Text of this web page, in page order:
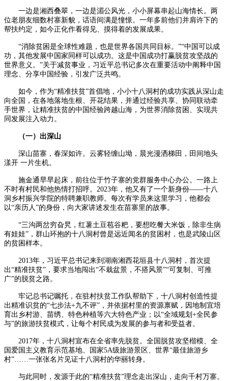
一边是湘西叠翠，一边是湄公风光，小小屏幕串起山海情长。两
位老朋友细数村寨新貌，话语间满是憧憬。一年多前他们并肩许下的
帮扶约定，如今正化作看得见、摸得着的发展成果。
“消除贫困是全球性难题，也是世界各国共同目标。”“中国可以成
功，其他发展中国家同样可以成功。这是中国成功打赢脱贫攻坚战的
世界意义。”关于减贫事业，习近平总书记多次在重要活动中阐释中国
理念、分享中国经验，引发广泛共鸣。
如今，作为“精准扶贫”首倡地，小小十八洞村的成功实践从深山走
向全国，在各地落地生根、开花结果，并通过经验共享、协同联动牵
手世界，让精准扶贫的中国经验跨越山海，为世界消除贫困、实现共
同发展注入动力。
（一）出深山
深山苗寨，春深如许。云雾轻缠山坳，晨光漫洒梯田，田间地头
漾开 一片生机。
施金通早早起床，前往位于竹子寨的党群服务中心办公。一路上
不时有村民和他热情打招呼。2023年，他又有了一个新身份——十八
洞乡村振兴学院的特聘兼职教师。每次有学员来这里学习，他都会
以“亲历人”的身份，向大家讲述发生在苗寨里的故事。
“三沟两岔穷旮旯，红薯土豆苞谷粑，要想吃餐大米饭，除非生病
有娃娃”，群山环抱的十八洞村曾是远近闻名的贫困村，也是武陵山区
的贫困样本。
2013年，习近平总书记来到湖南湘西花垣县十八洞村，首次提
出“精准扶贫”，要求当地闯出“不栽盆景，不搭风景”“可复制、可推
广”的脱贫之路。
牢记总书记嘱托，在驻村扶贫工作队帮助下，十八洞村创造性提
出精准识贫的“七步法+九不评”，并依据村里的资源禀赋，因地制宜培
育出乡村游、苗绣、特色种植等六大特色产业；以“全域规划+全民参
与”的旅游扶贫模式，让每个村民成为发展的参与者和受益者。
2017年，十八洞村宣布在全省率先脱贫。全国脱贫攻坚楷模、全
国爱国主义教育示范基地、国家5A级旅游景区、世界“最佳旅游乡
村”……一张张名片见证十八洞村的华丽转身。
与此同时，发源于此的“精准扶贫”理念走出深山，走向千村万寨。